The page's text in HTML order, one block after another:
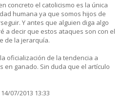
concreto el catolicismo es la única
humana ya que somos hijos de
Y antes que alguien diga algo
a decir que estos ataques son con el
de la jerarquía.
oficialización de la tendencia a
en ganado. Sin duda que el artículo
07/2013 13:33